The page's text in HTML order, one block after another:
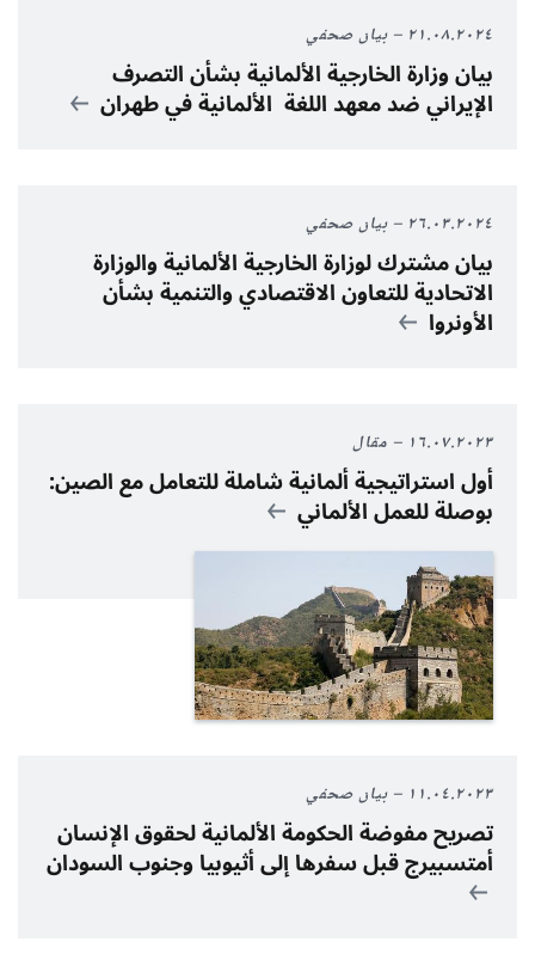
٢١.٠٨.٢٠٢٤ بيان صحفي
بيان وزارة الخارجية الألمانية بشأن التصرف
الإيراني ضد معهد اللغة الألمانية في طهران
٢٦.٠٣.٢٠٢٤ بيان صحفي
بيان مشترك لوزارة الخارجية الألمانية والوزارة
الاتحادية للتعاون الاقتصادي والتنمية بشأن
الأونروا
١٦.٠٧.٢٠٢٣ مقال
أول استراتيجية ألمانية شاملة للتعامل مع الصين:
بوصلة للعمل الألماني
١١.٠٤.٢٠٢٣ بيان صحفي
تصريح مفوضة الحكومة الألمانية لحقوق الإنسان
أمتسبيرج قبل سفرها إلى أثيوبيا وجنوب السودان